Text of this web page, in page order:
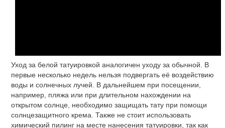
Уход за белой татуировкой аналогичен уходу за обычной. В
первые несколько недель нельзя подвергать её воздействию
воды и солнечных лучей. В дальнейшем при посещении,
например, пляжа или при длительном нахождении на
открытом солнце, необходимо защищать тату при помощи
солнцезащитного крема. Также не стоит использовать
химический пилинг на месте нанесения татуировки, так как